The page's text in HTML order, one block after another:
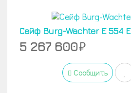
Сейф Burg-Wachter E 554 E
5 267 600
Сообщить